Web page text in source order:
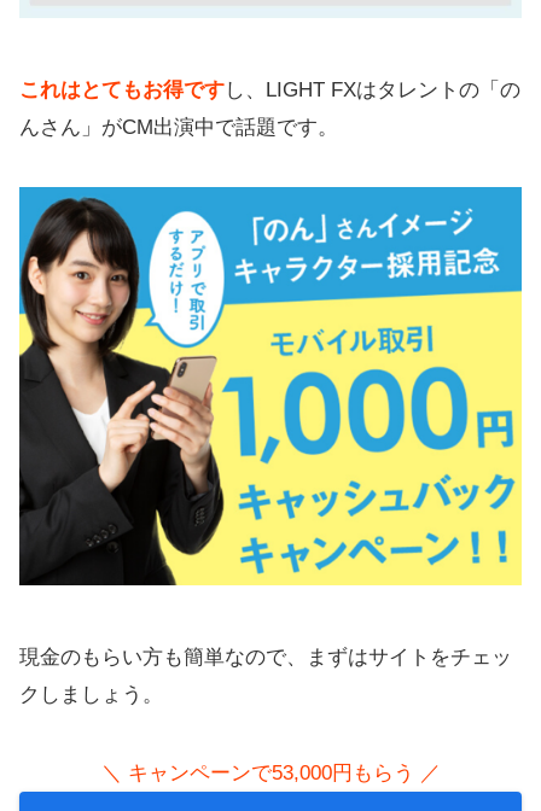
これはとてもお得ですし、LIGHT FXはタレントの「の
んさん」がCM出演中で話題です。
現金のもらい方も簡単なので、まずはサイトをチェッ
クしましょう。
＼ キャンペーンで53,000円もらう ／